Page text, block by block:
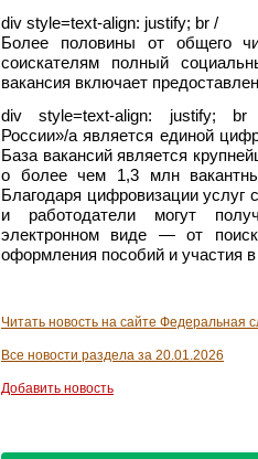
div style=text-align: justify; br /
Более половины от общего
соискателям полный
вакансия включает
div style=text-align: justify; br
России»/a является единой
База вакансий является
о более чем 1,3 млн
Благодаря цифровизации услуг
и работодатели могут
электронном виде — от
оформления пособий и участия
Читать новость на сайте Федеральная
Все новости раздела за 20.01.2026
Добавить новость